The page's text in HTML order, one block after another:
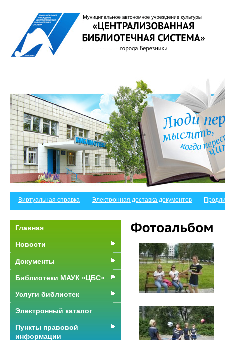
Виртуальная справка Электронная доставка документов
Главная
Новости
Документы
Библиотеки МАУК «ЦБС»
Услуги библиотек
Электронный каталог
Пункты правовой
информации